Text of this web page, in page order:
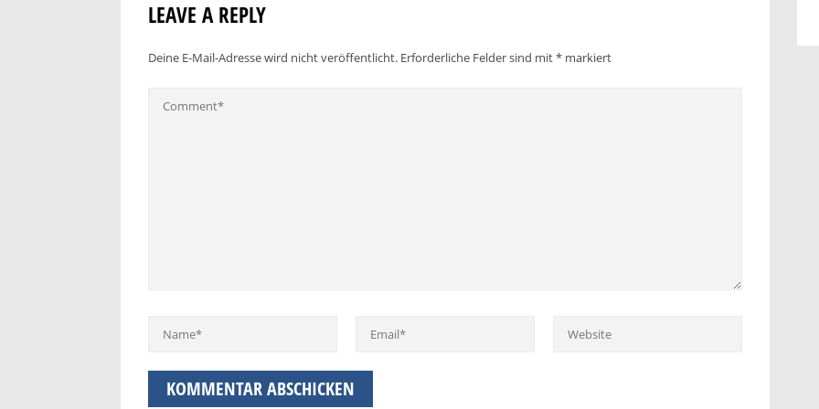
LEAVE A REPLY
Deine E-Mail-Adresse wird nicht veröffentlicht. Erforderliche Felder sind mit* markiert